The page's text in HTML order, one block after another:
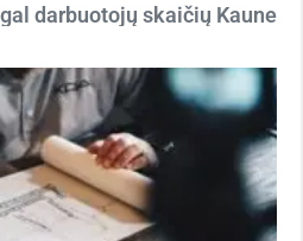
darbuotojų skaičių Kaune